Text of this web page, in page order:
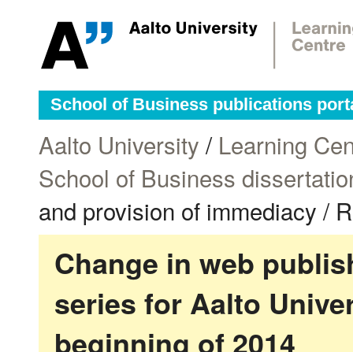
School of Business publications
Aalto University / Learning
School of Business
and provision of immediacy /
Change in web
series for Aalto
beginning of 2014